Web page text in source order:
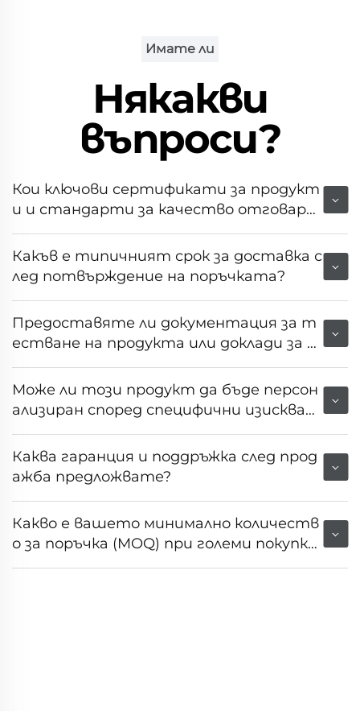
Имате ли
Някакви
въпроси?
Кои ключови сертификати за продукт
и и стандарти за качество отговаря
т на това оборудване?
Какъв е типичният срок за доставка с
лед потвърждение на поръчката?
Предоставяте ли документация за т
естване на продукта или доклади за н
еговата производителност?
Може ли този продукт да бъде персон
ализиран според специфични изискван
ия на пазара или клиента?
Каква гаранция и поддръжка след прод
ажба предложвате?
Какво е вашето минимално количеств
о за поръчка (MOQ) при големи покупк
и?